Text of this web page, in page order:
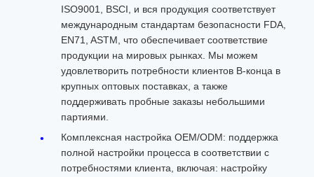
ISO9001, BSCI, и вся продукция соответствует
международным стандартам безопасности FDA,
EN71, ASTM, что обеспечивает соответствие
продукции на мировых рынках. Мы можем
удовлетворить потребности клиентов B-конца в
крупных оптовых поставках, а также
поддерживать пробные заказы небольшими
партиями.
Комплексная настройка OEM/ODM: поддержка
полной настройки процесса в соответствии с
потребностями клиента, включая: настройку